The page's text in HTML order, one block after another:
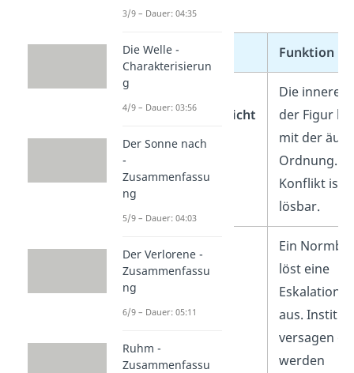
prüfungsrelevant:
Thema Funktion
Gesellschaft/Pflicht
Die innere
der Figur
mit der
Ordnung.
Konflikt ist
lösbar.
Recht, Willkür,
Gewalt
Ein
löst eine
aus.
versagen
werden
3/9 – Dauer: 04:35
Die Welle -
Charakterisierun
g
4/9 – Dauer: 03:56
Der Sonne nach
-
Zusammenfassu
ng
5/9 – Dauer: 04:03
Der Verlorene -
Zusammenfassu
ng
6/9 – Dauer: 05:11
Ruhm -
Zusammenfassu